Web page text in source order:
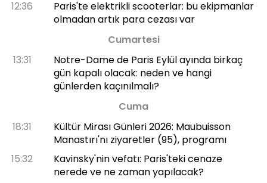
12:36
Paris'te elektrikli scooterlar: bu ekipmanlar
olmadan artık para cezası var
Cumartesi
13:31
Notre-Dame de Paris Eylül ayında birkaç
gün kapalı olacak: neden ve hangi
günlerden kaçınılmalı?
Cuma
18:31
Kültür Mirası Günleri 2026: Maubuisson
Manastırı'nı ziyaretler (95), programı
15:32
Kavinsky'nin vefatı: Paris'teki cenaze
nerede ve ne zaman yapılacak?